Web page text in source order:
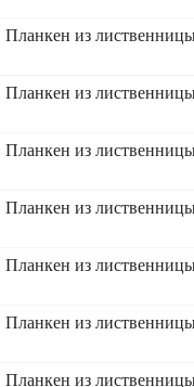
Планкен из
Планкен из
Планкен из
Планкен из
Планкен из
Планкен из
Планкен из